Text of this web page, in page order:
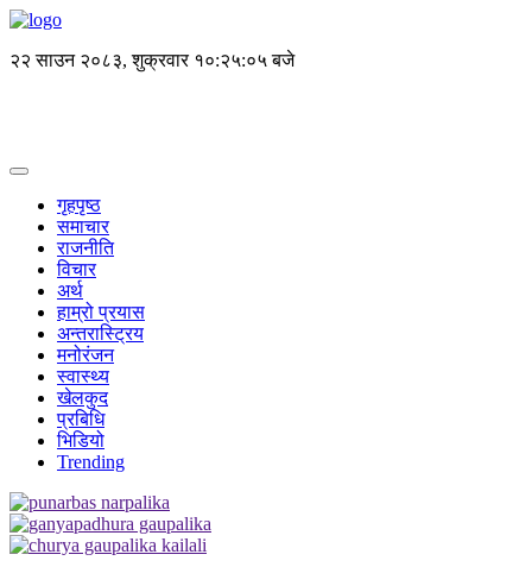
२२ साउन २०८३, शुक्रवार १०:२५:०५ बजे
गृहपृष्ठ
समाचार
राजनीति
विचार
अर्थ
हाम्रो प्रयास
अन्तरास्ट्रिय
मनोरंजन
स्वास्थ्य
खेलकुद
प्रबिधि
भिडियो
Trending